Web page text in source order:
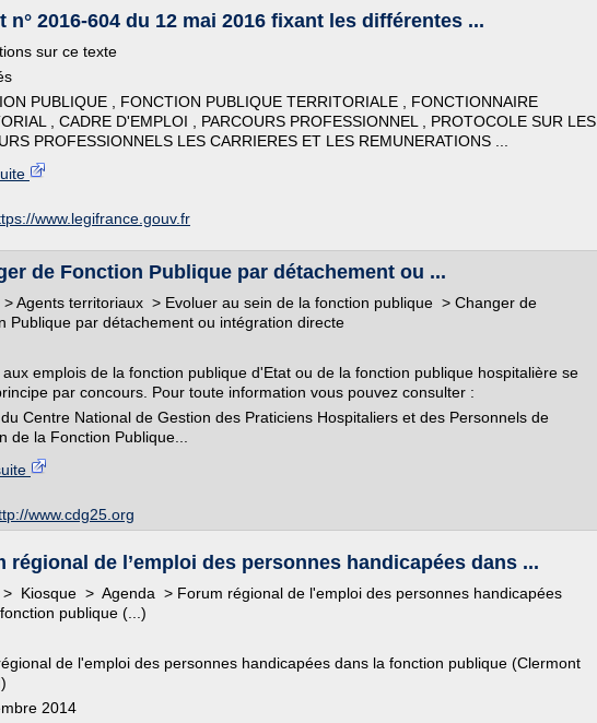
n° 2016-604 du 12 mai 2016 fixant les différentes ...
sur ce texte
PUBLIQUE , FONCTION PUBLIQUE TERRITORIALE , FONCTIONNAIRE
, CADRE D'EMPLOI , PARCOURS PROFESSIONNEL , PROTOCOLE SUR LES
PROFESSIONNELS LES CARRIERES ET LES REMUNERATIONS ...
www.legifrance.gouv.fr
de Fonction Publique par détachement ou ...
Agents territoriaux > Evoluer au sein de la fonction publique > Changer de
Publique par détachement ou intégration directe
aux emplois de la fonction publique d'Etat ou de la fonction publique hospitalière se
par concours. Pour toute information vous pouvez consulter :
Centre National de Gestion des Praticiens Hospitaliers et des Personnels de
de la Fonction Publique...
www.cdg25.org
régional de l’emploi des personnes handicapées dans ...
Kiosque > Agenda > Forum régional de l'emploi des personnes handicapées
publique (...)
de l'emploi des personnes handicapées dans la fonction publique (Clermont
2014